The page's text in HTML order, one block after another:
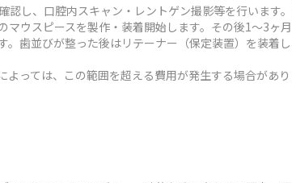
認し、口腔内スキャン・レントゲン撮影等を行います
マウスピースを製作・装着開始します。その後1～3ヶ
歯並びが整った後はリテーナー（保定装置）を装着し
っては、この範囲を超える費用が発生する場合があり